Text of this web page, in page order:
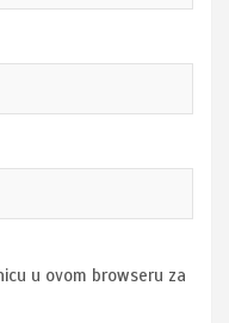
u ovom browseru za